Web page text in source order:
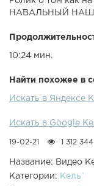
НАВАЛЬНЫЙ НАШ
10:24 мин.
Найти похожее в
Искать в
Искать в Google
19-02-21 1 312 344
Название:
Категории: Кель`